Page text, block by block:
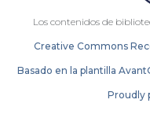
Los contenidos de
Creative Commons
Basado en la plantilla
Proudly